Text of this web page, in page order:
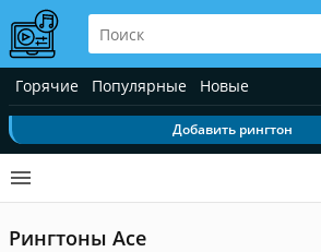
Горячие Популярные Новые
Добавить рингтон
Рингтоны Ace